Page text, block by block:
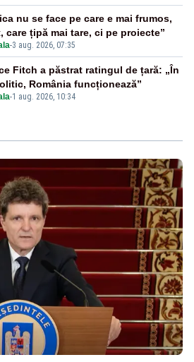
-3 aug. 2026, 07:35
nu se face pe care e mai frumos,
care țipă mai tare, ci pe proiecte”
-1 aug. 2026, 10:34
Fitch a păstrat ratingul de țară: „În
România funcționează”